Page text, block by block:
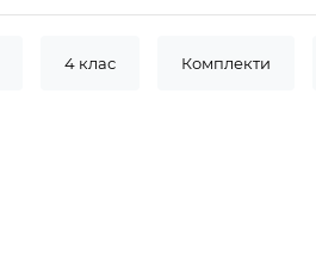
4 клас Комплекти